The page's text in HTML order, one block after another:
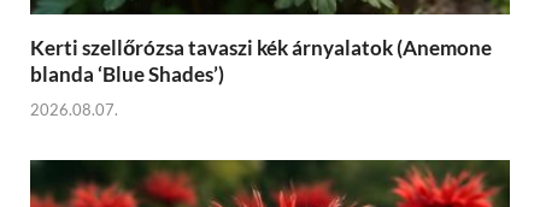
Kerti szellőrózsa tavaszi kék árnyalatok (Anemone
blanda ‘Blue Shades’)
2026.08.07.